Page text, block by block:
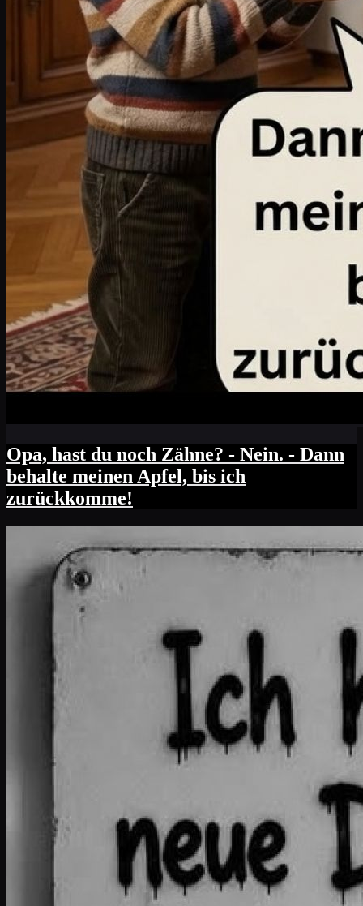
Opa, hast du noch Zähne? - Nein. - Dann
behalte meinen Apfel, bis ich
zurückkomme!